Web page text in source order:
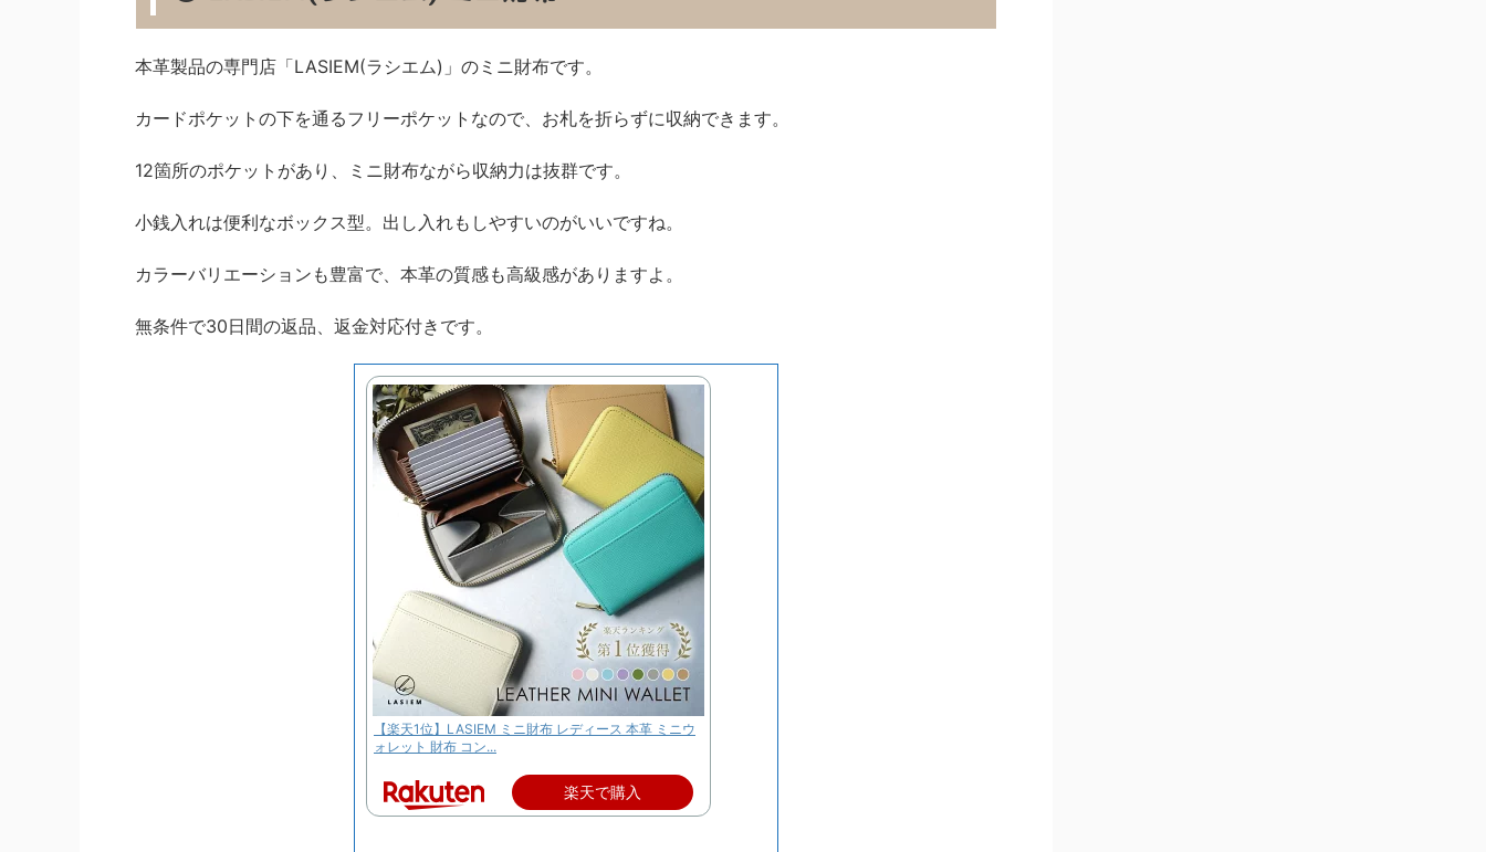
本革製品の専門店「LASIEM(ラシエム)」のミニ財布です。
カードポケットの下を通るフリーポケットなので、お札を折らずに収納できます。
12箇所のポケットがあり、ミニ財布ながら収納力は抜群です。
小銭入れは便利なボックス型。出し入れもしやすいのがいいですね。
カラーバリエーションも豊富で、本革の質感も高級感がありますよ。
無条件で30日間の返品、返金対応付きです。
【楽天1位】LASIEM ミニ財布 レディース 本革 ミニウ
ォレット 財布 コン...
楽天で購入